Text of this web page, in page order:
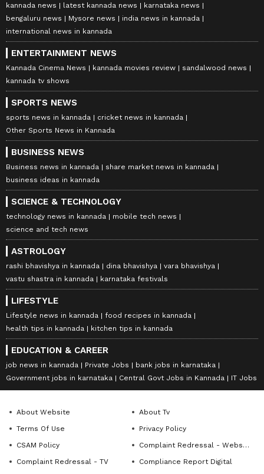
kannada news latest kannada news
karnataka news
bengaluru news
Mysore news
india news in kannada
international news in kannada
ENTERTAINMENT NEWS
Kannada Cinema News kannada movies review
sandalwood news
kannada tv shows
SPORTS NEWS
sports news in kannada
cricket news in kannada
Other Sports News in Kannada
BUSINESS NEWS
Business news in kannada
share market news in kannada
business ideas in kannada
SCIENCE & TECHNOLOGY
technology news in kannada
mobile tech news
science and tech news
ASTROLOGY
rashi bhavishya in kannada dina bhavishya
vara bhavishya
vastu shastra in kannada
karnataka festivals
LIFESTYLE
Lifestyle news in kannada
food recipes in kannada
health tips in kannada
kitchen tips in kannada
EDUCATION & CAREER
job news in kannada Private Jobs
bank jobs in karnataka
Government jobs in karnataka
Central Govt Jobs in Kannada IT Jobs
About Website
About Tv
Terms Of Use
Privacy Policy
CSAM Policy
Complaint Redressal - Website
Complaint Redressal - TV
Compliance Report Digital